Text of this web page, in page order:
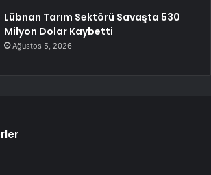
Lübnan Tarım Sektörü Savaşta 530
Milyon Dolar Kaybetti
Ağustos 5, 2026